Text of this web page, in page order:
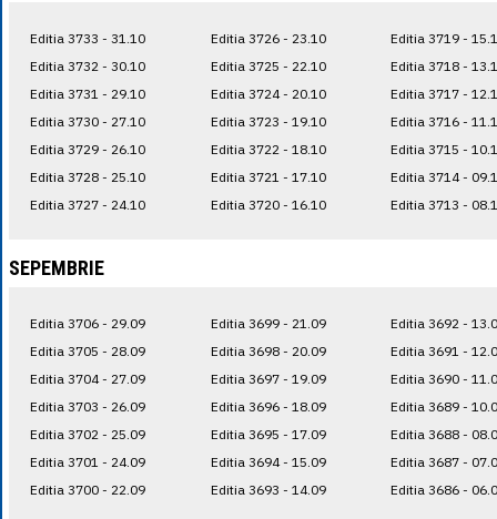
Editia 3733 - 31.10
Editia 3732 - 30.10
Editia 3731 - 29.10
Editia 3730 - 27.10
Editia 3729 - 26.10
Editia 3728 - 25.10
Editia 3727 - 24.10
Editia 3726 - 23.10
Editia 3725 - 22.10
Editia 3724 - 20.10
Editia 3723 - 19.10
Editia 3722 - 18.10
Editia 3721 - 17.10
Editia 3720 - 16.10
Editia 3719 -
Editia 3718 -
Editia 3717 -
Editia 3716 -
Editia 3715 -
Editia 3714 -
Editia 3713 -
SEPEMBRIE
Editia 3706 - 29.09
Editia 3705 - 28.09
Editia 3704 - 27.09
Editia 3703 - 26.09
Editia 3702 - 25.09
Editia 3701 - 24.09
Editia 3700 - 22.09
Editia 3699 - 21.09
Editia 3698 - 20.09
Editia 3697 - 19.09
Editia 3696 - 18.09
Editia 3695 - 17.09
Editia 3694 - 15.09
Editia 3693 - 14.09
Editia 3692 -
Editia 3691 -
Editia 3690 -
Editia 3689 -
Editia 3688 -
Editia 3687 -
Editia 3686 -